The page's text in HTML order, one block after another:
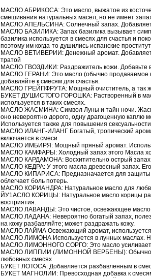
МАСЛО АБРИКОСА: Это масло, выжатое из
смешивания натуральных масел, но не имеет
МАСЛО АПЕЛЬСИНА: Солнечный запах.
МАСЛО БАЗИЛИКА: Запах базилика вызывает
базилика используется в смесях для счастья и
поэтому им когда-то душились испанские
МАСЛО ВЕТИВЕРИИ: Денежный аромат.
тратой
МАСЛО ГВОЗДИКИ: Раздражитель кожи. Добавьте
МАСЛО ГЕРАНИ: Это масло (обычно продаваемое
добавляйте к смесям для счастья.
МАСЛО ГРЕЙПФРУТА: Мощный очиститель, а так
БУКЕТ ДУШИСТОГО ГОРОШКА: Растворенный в
используется в таких смесях.
МАСЛО ЖАСМИНА: Символ Луны и тайн ночи.
оно невероятно дорого, одну драгоценную каплю
Используется также для повышения
МАСЛО ИЛАНГ-ИЛАНГ Богатый, тропический
включается в смеси
МАСЛО ИМБИРЯ: Мощный пряный аромат.
МАСЛО КАМФАРЫ: Холодный запах этого Масла
МАСЛО КАРДАМОНА: Восхитительно острый запах
МАСЛО КЕДРА: У этого масла древесный запах.
МАСЛО КИПАРИСА: Предназначается для защиты,
облегчает боль потерь.
МАСЛО КОРИАНДРА: Натуральное масло для
ЙУ1АСЛО КОРИЦЫ: Натуральное масло корицы
восприятия.
МАСЛО ЛАВАНДЫ: Это чистое, освежающее масло
МАСЛО ЛАДАНА: Невероятно богатый запах,
на кожу разбавляйте; может раздражать кожу.
МАСЛО ЛАЙМА Освежающий аромат,
МАСЛО ЛИМОНА Используется в лунных маслах.
МАСЛО ЛИМОННОГО СОРГО: Это масло усиливает
МАСЛО ЛИППИИ (ЛИМОННОЙ ВЕРБЕНЫ): Обычно
любовных смесях
БУКЕТ ЛОТОСА: Добавляется разбавленным в
БУКЕТ МАГНОЛИИ: Превосходная добавка к